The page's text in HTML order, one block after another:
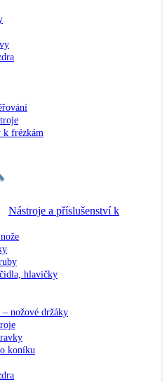
k frézkám
Nástroje a příslušenství k
hlavičky
– nožové držáky
koníku